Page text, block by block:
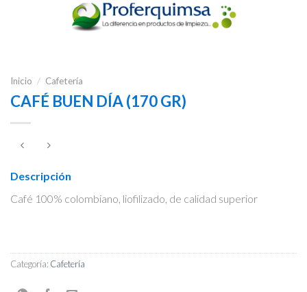
Inicio / Cafetería
CAFÉ BUEN DÍA (170 GR)
Descripción
Café 100% colombiano, liofilizado, de calidad superior
Categoría: Cafetería